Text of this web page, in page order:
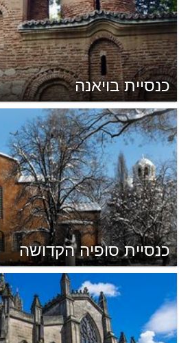
כנסיית בויאנה
כנסיית סופיה הקדושה